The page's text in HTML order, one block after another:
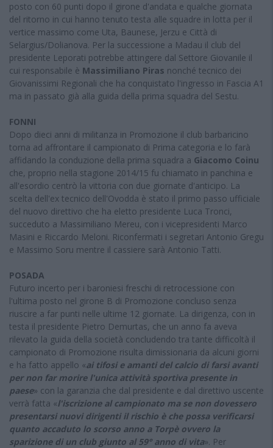
posto con 60 punti dopo il girone d'andata e qualche giornata
del ritorno in cui hanno tenuto testa alle squadre in lotta per il
vertice massimo come Uta, Baunese, Jerzu e Città di
Selargius/Dolianova. Per la successione a Madau il club del
presidente Leporati potrebbe attingere dal Settore Giovanile il
cui responsabile è Massimiliano Piras nonché tecnico dei
Giovanissimi Regionali che ha conquistato l'ingresso in Fascia A1
ma in passato già alla guida della prima squadra del Sestu.
FONNI
Dopo dieci anni di militanza in Promozione il club barbaricino
torna ad affrontare il campionato di Prima categoria e lo farà
affidando la conduzione della prima squadra a Giacomo Coinu
che, proprio nella stagione 2014/15 fu chiamato in panchina e
all'esordio centrò la vittoria con due giornate d'anticipo. La
scelta dell'ex tecnico dell'Ovodda è stato il primo passo ufficiale
del nuovo direttivo che ha eletto presidente Luca Tronci,
succeduto a Massimiliano Mereu, con i vicepresidenti Marco
Masini e Riccardo Meloni. Riconfermati i segretari Antonio Gregu
e Massimo Soru mentre il cassiere sarà Antonio Tatti.
POSADA
Futuro incerto per i baroniesi freschi di retrocessione con
l'ultima posto nel girone B di Promozione concluso senza
riuscire a far punti nelle ultime 12 giornate. La dirigenza, con in
testa il presidente Pietro Demurtas, che un anno fa aveva
rilevato la guida della società concludendo tra tante difficoltà il
campionato di Promozione risulta dimissionaria da alcuni giorni
e ha fatto appello «ai tifosi e amanti del calcio di farsi avanti
per non far morire l'unica attività sportiva presente in
paese» con la garanzia che dal presidente e dal direttivo uscente
verrà fatta «l'iscrizione al campionato ma se non dovessero
presentarsi nuovi dirigenti il rischio è che possa verificarsi
quanto accaduto lo scorso anno a Torpè ovvero la
sparizione di un club giunto al 59° anno di vita». Per